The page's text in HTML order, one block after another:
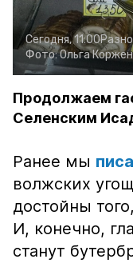
Сегодня, 11:00
Фото:Ольга
Продолжаем
Селенским
Ранее мы
волжских
достойны
И, конечно,
станут